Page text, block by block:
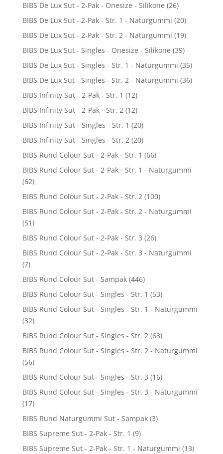
BIBS De Lux Sut - 2-Pak - Onesize - Silikone (26)
BIBS De Lux Sut - 2-Pak - Str. 1 - Naturgummi (20)
BIBS De Lux Sut - 2-Pak - Str. 2 - Naturgummi (19)
BIBS De Lux Sut - Singles - Onesize - Silikone (39)
BIBS De Lux Sut - Singles - Str. 1 - Naturgummi (35)
BIBS De Lux Sut - Singles - Str. 2 - Naturgummi (36)
BIBS Infinity Sut - 2-Pak - Str. 1 (12)
BIBS Infinity Sut - 2-Pak - Str. 2 (12)
BIBS Infinity Sut - Singles - Str. 1 (20)
BIBS Infinity Sut - Singles - Str. 2 (20)
BIBS Rund Colour Sut - 2-Pak - Str. 1 (66)
BIBS Rund Colour Sut - 2-Pak - Str. 1 - Naturgummi
(62)
BIBS Rund Colour Sut - 2-Pak - Str. 2 (100)
BIBS Rund Colour Sut - 2-Pak - Str. 2 - Naturgummi
(51)
BIBS Rund Colour Sut - 2-Pak - Str. 3 (26)
BIBS Rund Colour Sut - 2-Pak - Str. 3 - Naturgummi
(7)
BIBS Rund Colour Sut - Sampak (446)
BIBS Rund Colour Sut - Singles - Str. 1 (53)
BIBS Rund Colour Sut - Singles - Str. 1 - Naturgummi
(32)
BIBS Rund Colour Sut - Singles - Str. 2 (63)
BIBS Rund Colour Sut - Singles - Str. 2 - Naturgummi
(56)
BIBS Rund Colour Sut - Singles - Str. 3 (16)
BIBS Rund Colour Sut - Singles - Str. 3 - Naturgummi
(17)
BIBS Rund Naturgummi Sut - Sampak (3)
BIBS Supreme Sut - 2-Pak - Str. 1 (9)
BIBS Supreme Sut - 2-Pak - Str. 1 - Naturgummi (13)